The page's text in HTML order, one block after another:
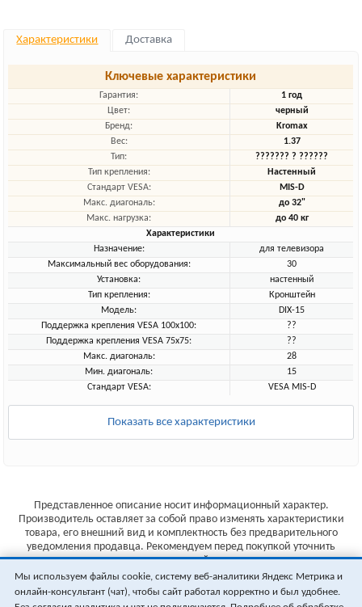
Характеристики Доставка
Ключевые характеристики
Гарантия:
1 год
Цвет:
черный
Бренд:
Kromax
Вес:
1.37
Тип:
??????? ? ??????
Тип крепления:
Настенный
Стандарт VESA:
MIS-D
Макс. диагональ:
до 32"
Макс. нагрузка:
до 40 кг
Характеристики
Назначение:
для телевизора
Максимальный вес оборудования:
30
Установка:
настенный
Тип крепления:
Кронштейн
Модель:
DIX-15
Поддержка крепления VESA 100х100:
??
Поддержка крепления VESA 75х75:
??
Макс. диагональ:
28
Мин. диагональ:
15
Стандарт VESA:
VESA MIS-D
Показать все характеристики
Представленное описание носит информационный характер.
Производитель оставляет за собой право изменять характеристики
товара, его внешний вид и комплектность без предварительного
уведомления продавца. Рекомендуем перед покупкой уточнить
характеристики товара на сайте производителя.
Указанные цены не являются публичной офертой (ст.435 ГК РФ).
Стоимость и наличие товара уточняйте у менеджера.
Мы используем файлы cookie, систему веб-аналитики Яндекс Метрика и
онлайн-консультант (чат), чтобы сайт работал корректно и был удобнее.